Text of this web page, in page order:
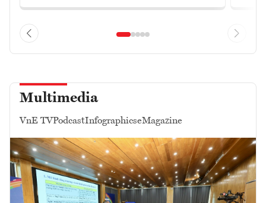
Multimedia
VnE TVPodcastInfographicseMagazine